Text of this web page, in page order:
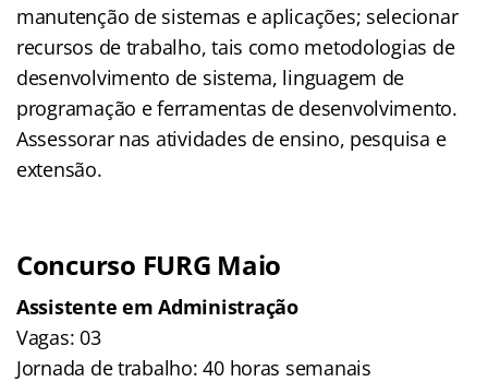
manutenção de sistemas e aplicações; selecionar
recursos de trabalho, tais como metodologias de
desenvolvimento de sistema, linguagem de
programação e ferramentas de desenvolvimento.
Assessorar nas atividades de ensino, pesquisa e
extensão.
Concurso FURG Maio
Assistente em Administração
Vagas: 03
Jornada de trabalho: 40 horas semanais